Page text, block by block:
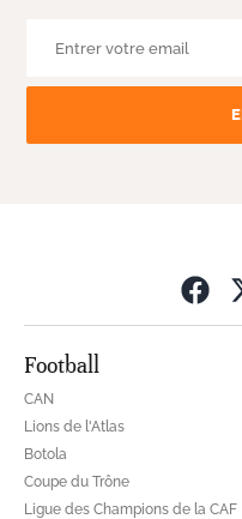
Football
CAN
Lions de l'Atlas
Botola
Coupe du Trône
Ligue des Champions de la CAF